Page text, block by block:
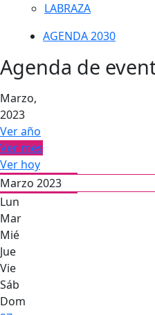
LABRAZA
AGENDA 2030
Agenda de
Marzo,
2023
Ver año
Ver mes
Ver hoy
Marzo 2023
Lun
Mar
Mié
Jue
Vie
Sáb
Dom